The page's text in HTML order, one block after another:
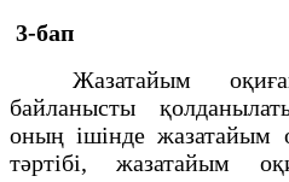
3-бап
Жазатайым
байланысты
оның ішінде жазатайым
тәртібі, жазатайым